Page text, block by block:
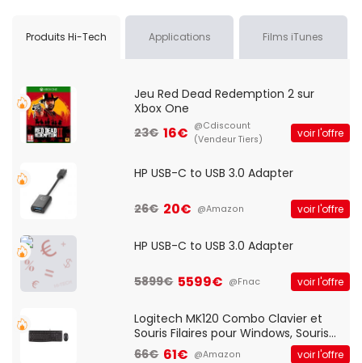
Produits Hi-Tech Applications Films iTunes
Jeu Red Dead Redemption 2 sur
Xbox One
23€ 16€ @Cdiscount
(Vendeur Tiers)
voir l'offre
HP USB-C to USB 3.0 Adapter
26€ 20€ @Amazon voir l'offre
HP USB-C to USB 3.0 Adapter
5899€ 5599€ @Fnac voir l'offre
Logitech MK120 Combo Clavier et
Souris Filaires pour Windows, Souris
Optique Filaire, Connexion USB Plug
66€ 61€ @Amazon voir l'offre